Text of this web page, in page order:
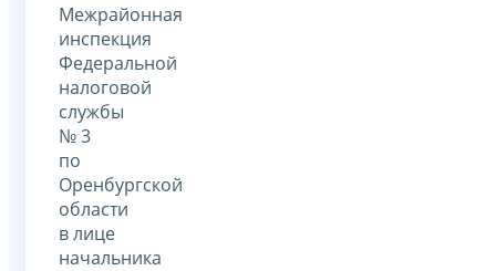
Межрайонная
инспекция
Федеральной
налоговой
службы
№ 3
по
Оренбургской
области
в лице
начальника